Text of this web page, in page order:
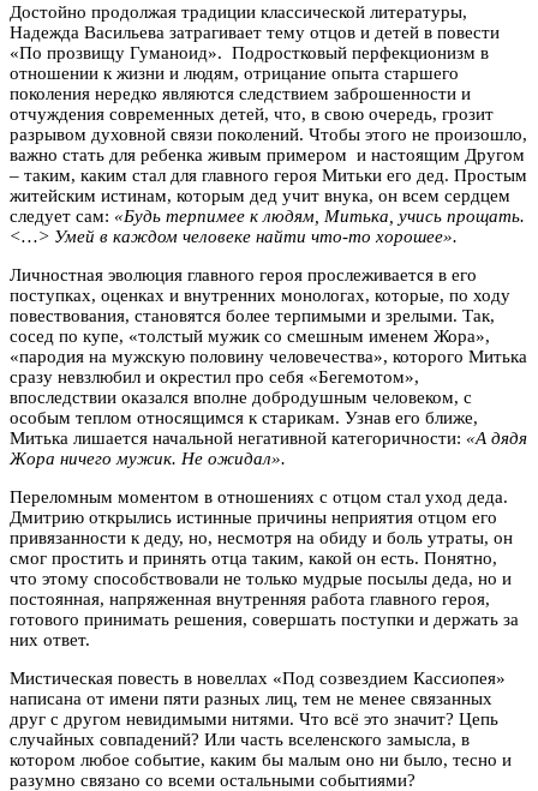
Достойно продолжая традиции классической литературы,
Надежда Васильева затрагивает тему отцов и детей в повести
«По прозвищу Гуманоид». Подростковый перфекционизм в
отношении к жизни и людям, отрицание опыта старшего
поколения нередко являются следствием заброшенности и
отчуждения современных детей, что, в свою очередь, грозит
разрывом духовной связи поколений. Чтобы этого не произошло,
важно стать для ребенка живым примером и настоящим Другом
– таким, каким стал для главного героя Митьки его дед. Простым
житейским истинам, которым дед учит внука, он всем сердцем
следует сам: «Будь терпимее к людям, Митька, учись прощать.
˂…˃ Умей в каждом человеке найти что-то хорошее».
Личностная эволюция главного героя прослеживается в его
поступках, оценках и внутренних монологах, которые, по ходу
повествования, становятся более терпимыми и зрелыми. Так,
сосед по купе, «толстый мужик со смешным именем Жора»,
«пародия на мужскую половину человечества», которого Митька
сразу невзлюбил и окрестил про себя «Бегемотом»,
впоследствии оказался вполне добродушным человеком, с
особым теплом относящимся к старикам. Узнав его ближе,
Митька лишается начальной негативной категоричности: «А дядя
Жора ничего мужик. Не ожидал».
Переломным моментом в отношениях с отцом стал уход деда.
Дмитрию открылись истинные причины неприятия отцом его
привязанности к деду, но, несмотря на обиду и боль утраты, он
смог простить и принять отца таким, какой он есть. Понятно,
что этому способствовали не только мудрые посылы деда, но и
постоянная, напряженная внутренняя работа главного героя,
готового принимать решения, совершать поступки и держать за
них ответ.
Мистическая повесть в новеллах «Под созвездием Кассиопея»
написана от имени пяти разных лиц, тем не менее связанных
друг с другом невидимыми нитями. Что всё это значит? Цепь
случайных совпадений? Или часть вселенского замысла, в
котором любое событие, каким бы малым оно ни было, тесно и
разумно связано со всеми остальными событиями?